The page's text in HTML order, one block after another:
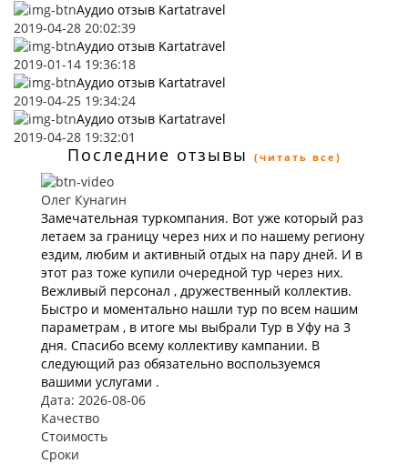
Аудио отзыв Kartatravel
2019-04-28 20:02:39
Аудио отзыв Kartatravel
2019-01-14 19:36:18
Аудио отзыв Kartatravel
2019-04-25 19:34:24
Аудио отзыв Kartatravel
2019-04-28 19:32:01
Последние отзывы (читать все)
Олег Кунагин
Замечательная туркомпания. Вот уже который раз
летаем за границу через них и по нашему региону
ездим, любим и активный отдых на пару дней. И в
этот раз тоже купили очередной тур через них.
Вежливый персонал , дружественный коллектив.
Быстро и моментально нашли тур по всем нашим
параметрам , в итоге мы выбрали Тур в Уфу на 3
дня. Спасибо всему коллективу кампании. В
следующий раз обязательно воспользуемся
вашими услугами .
Дата: 2026-08-06
Качество
Стоимость
Сроки